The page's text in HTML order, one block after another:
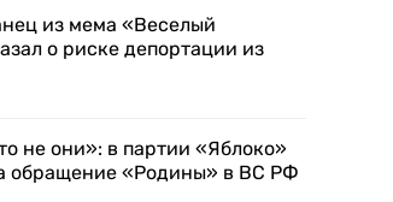
из мема «Веселый
о риске депортации из
не они»: в партии «Яблоко»
обращение «Родины» в ВС РФ